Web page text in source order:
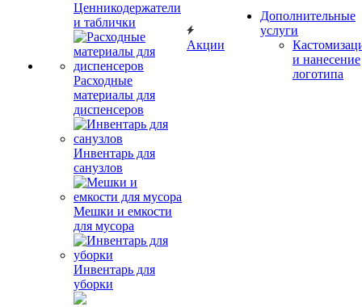
Ценникодержатели
и таблички
Расходные
материалы для
диспенсеров
Инвентарь для
санузлов
Мешки и емкости
для мусора
Инвентарь для
уборки
Акции
Дополнительные
услуги
и нанесение
логотипа